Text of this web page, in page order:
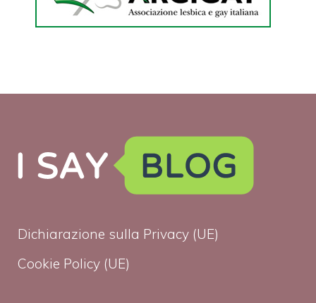
Dichiarazione sulla Privacy (UE)
Cookie Policy (UE)